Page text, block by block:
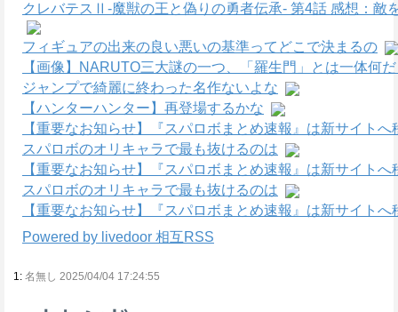
クレバテスⅡ-魔獣の王と偽りの勇者伝承- 第4話 感想：敵
フィギュアの出来の良い悪いの基準ってどこで決まるの
【画像】NARUTO三大謎の一つ、「羅生門」とは一体何
ジャンプで綺麗に終わった名作ないよな
【ハンターハンター】再登場するかな
【重要なお知らせ】『スパロボまとめ速報』は新サイトへ
スパロボのオリキャラで最も抜けるのは
【重要なお知らせ】『スパロボまとめ速報』は新サイトへ
スパロボのオリキャラで最も抜けるのは
【重要なお知らせ】『スパロボまとめ速報』は新サイトへ
Powered by livedoor 相互RSS
1: 名無し 2025/04/04 17:24:55